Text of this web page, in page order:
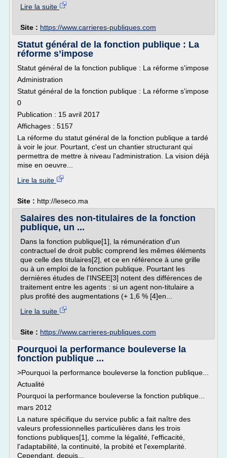
Lire la suite
Site : https://www.carrieres-publiques.com
Statut général de la fonction publique : La
réforme s’impose
Statut général de la fonction publique : La réforme s'impose
Administration
Statut général de la fonction publique : La réforme s'impose
0
Publication : 15 avril 2017
Affichages : 5157
La réforme du statut général de la fonction publique a tardé
à voir le jour. Pourtant, c'est un chantier structurant qui
permettra de mettre à niveau l'administration. La vision déjà
mise en oeuvre...
Lire la suite
Site : http://leseco.ma
Salaires des non-titulaires de la fonction
publique, un ...
Dans la fonction publique[1], la rémunération d'un
contractuel de droit public comprend les mêmes éléments
que celle des titulaires[2], et ce en référence à une grille
ou à un emploi de la fonction publique. Pourtant les
dernières études de l'INSEE[3] notent des différences de
traitement entre les agents : si un agent non-titulaire a
plus profité des augmentations (+ 1,6 % [4]en...
Lire la suite
Site : https://www.carrieres-publiques.com
Pourquoi la performance bouleverse la
fonction publique ...
>Pourquoi la performance bouleverse la fonction publique...
Actualité
Pourquoi la performance bouleverse la fonction publique...
mars 2012
La nature spécifique du service public a fait naître des
valeurs professionnelles particulières dans les trois
fonctions publiques[1], comme la légalité, l'efficacité,
l'adaptabilité, la continuité, la probité et l'exemplarité.
Cependant, depuis...